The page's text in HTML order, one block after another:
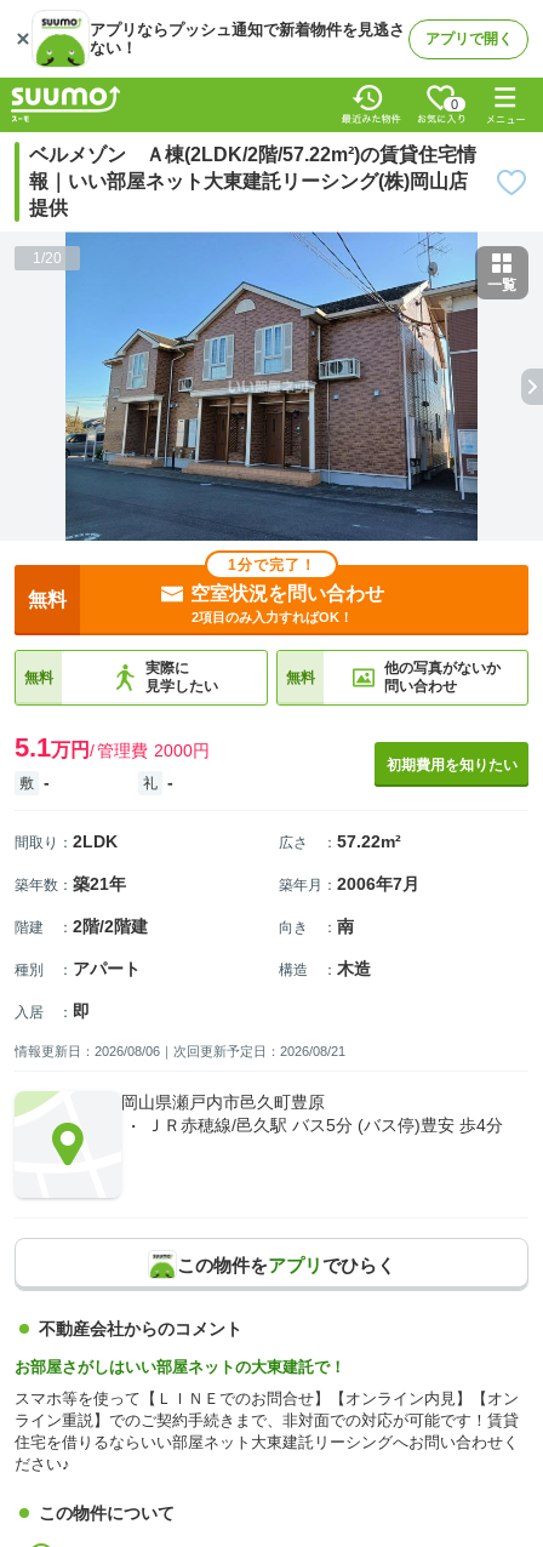
アプリならプッシュ通知で新着物件を見逃さ
ない！
アプリで開く
0
ベルメゾン Ａ棟(2LDK/2階/57.22m²)の賃貸住宅情
報｜いい部屋ネット大東建託リーシング(株)岡山店
提供
1/20
一覧
1分で完了！
無料 空室状況を問い合わせ
2項目のみ入力すればOK！
無料
実際に
見学したい
無料
他の写真がないか
問い合わせ
5.1万円 管理費 2000円
敷 - 礼 -
初期費用を知りたい
間取り ： 2LDK 広さ ： 57.22m²
築年数 ： 築21年 築年月 ： 2006年7月
階建 ： 2階/2階建 向き ： 南
種別 ： アパート 構造 ： 木造
入居 ： 即
情報更新日：2026/08/06｜次回更新予定日：2026/08/21
岡山県瀬戸内市邑久町豊原
ＪＲ赤穂線/邑久駅 バス5分 (バス停)豊安 歩4分
この物件をアプリでひらく
不動産会社からのコメント
お部屋さがしはいい部屋ネットの大東建託で！
スマホ等を使って【ＬＩＮＥでのお問合せ】【オンライン内見】【オン
ライン重説】でのご契約手続きまで、非対面での対応が可能です！賃貸
住宅を借りるならいい部屋ネット大東建託リーシングへお問い合わせく
ださい♪
この物件について